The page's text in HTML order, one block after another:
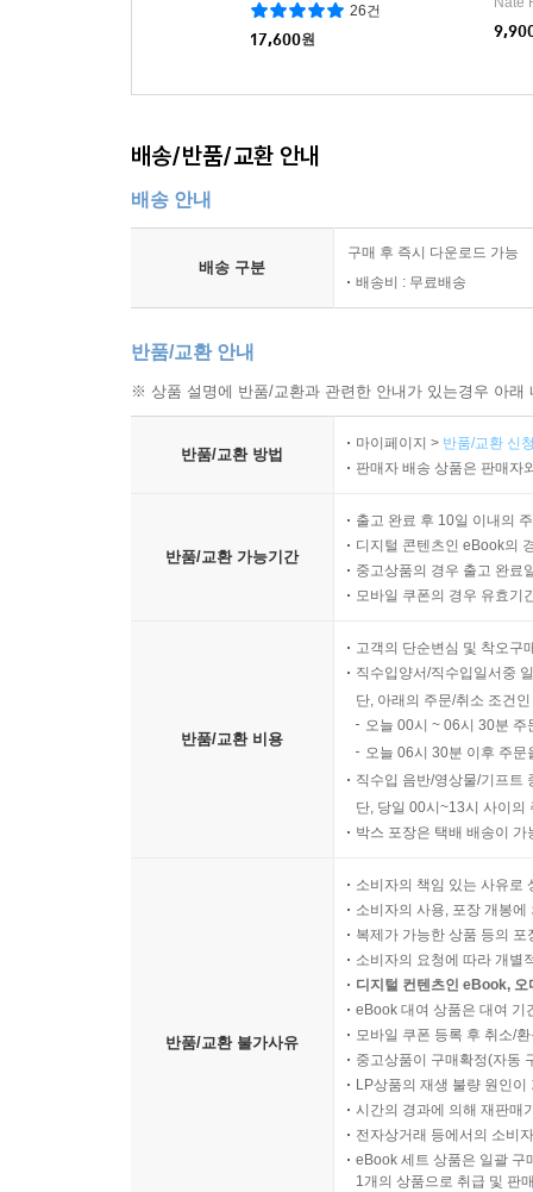
26건
17,600원
배송/반품/교환 안내
배송 안내
배송 구분
구매 후 즉시 다운로드 가능
배송비 : 무료배송
반품/교환 안내
※ 상품 설명에 반품/교환과 관련한 안내가 있는경우 아
반품/교환 방법
마이페이지 > 반품/교환 신
판매자 배송 상품은 판매자
반품/교환 가능기간
출고 완료 후 10일 이내의
디지털 콘텐츠인 eBook의
중고상품의 경우 출고 완료
모바일 쿠폰의 경우 유효기
반품/교환 비용
고객의 단순변심 및 착오구
직수입양서/직수입일서중
단, 아래의 주문/취소 조건
오늘 00시 ~ 06시 30분
오늘 06시 30분 이후 주
직수입 음반/영상물/기프트
단, 당일 00시~13시 사이의
박스 포장은 택배 배송이
반품/교환 불가사유
소비자의 책임 있는 사유로
소비자의 사용, 포장 개봉
복제가 가능한 상품 등의
소비자의 요청에 따라 개별
디지털 컨텐츠인 eBook,
eBook 대여 상품은 대여 기
모바일 쿠폰 등록 후 취소/
중고상품이 구매확정(자동
LP상품의 재생 불량 원인
시간의 경과에 의해 재판매
전자상거래 등에서의 소비
eBook 세트 상품은 일괄 구
1개의 상품으로 취급 및 판